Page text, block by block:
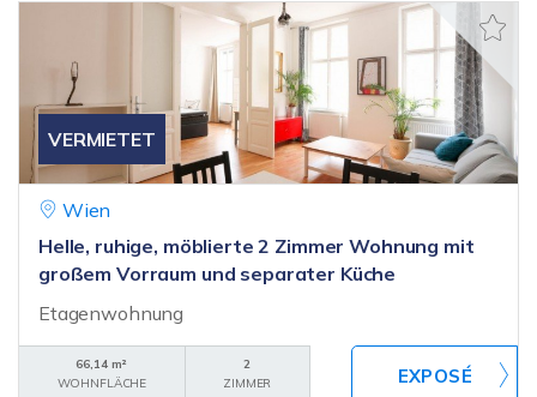
VERMIETET
Wien
Helle, ruhige, möblierte 2 Zimmer Wohnung mit
großem Vorraum und separater Küche
Etagenwohnung
66,14 m²
WOHNFLÄCHE
2
ZIMMER